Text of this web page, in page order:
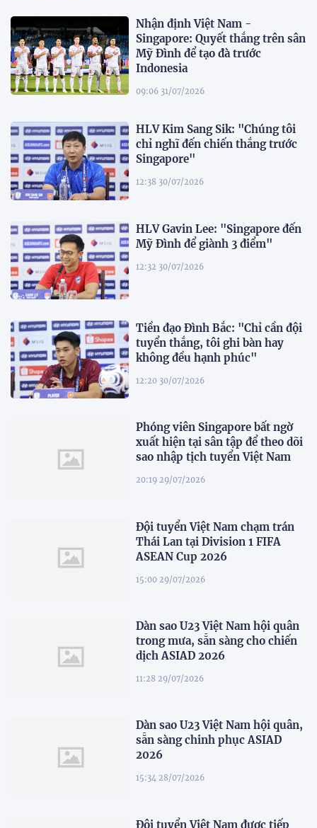
Nhận định Việt Nam -
Singapore: Quyết thắng trên sân
Mỹ Đình để tạo đà trước
Indonesia
09:06 31/07/2026
HLV Kim Sang Sik: "Chúng tôi
chỉ nghĩ đến chiến thắng trước
Singapore"
12:38 30/07/2026
HLV Gavin Lee: "Singapore đến
Mỹ Đình để giành 3 điểm"
12:32 30/07/2026
Tiền đạo Đình Bắc: "Chỉ cần đội
tuyển thắng, tôi ghi bàn hay
không đều hạnh phúc"
12:20 30/07/2026
Phóng viên Singapore bất ngờ
xuất hiện tại sân tập để theo dõi
sao nhập tịch tuyển Việt Nam
20:19 29/07/2026
Đội tuyển Việt Nam chạm trán
Thái Lan tại Division 1 FIFA
ASEAN Cup 2026
15:00 29/07/2026
Dàn sao U23 Việt Nam hội quân
trong mưa, sẵn sàng cho chiến
dịch ASIAD 2026
11:28 29/07/2026
Dàn sao U23 Việt Nam hội quân,
sẵn sàng chinh phục ASIAD
2026
15:34 28/07/2026
Đội tuyển Việt Nam được tiếp